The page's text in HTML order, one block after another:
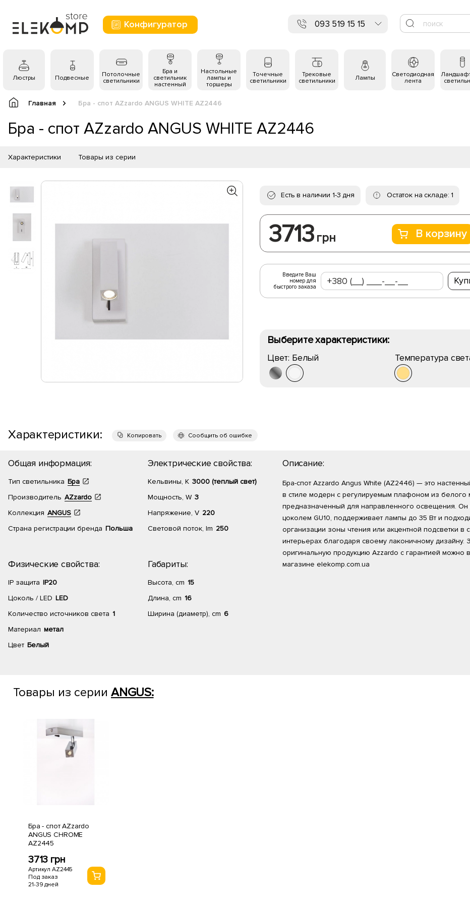
Конфигуратор 093 519 15 15
Люстры Подвесные
Потолочные
светильники
Бра и
светильник
настенный
Настольные
лампы и
торшеры
Точечные
светильники
Трековые
светильники
Лампы
Светодиодная
лента
Главная Бра - спот AZzardo ANGUS WHITE AZ2446
Бра - спот AZzardo ANGUS WHITE AZ2446
Характеристики Товары из серии
Есть в наличии 1-3 дня Остаток на складе: 1
3713 грн В корзину
Введите Ваш
номер для
быстрого заказа
Выберите характеристики:
Цвет: Белый Температура
Характеристики: Копировать Сообщить об ошибке
Общая информация:
Тип светильника Бра
Производитель AZzardo
Коллекция ANGUS
Страна регистрации бренда Польша
Физические свойства:
IP защита IP20
Цоколь / LED LED
Количество источников света 1
Материал метал
Цвет Белый
Электрические свойства:
Кельвины, К 3000 (теплый свет)
Мощность, W 3
Напряжение, V 220
Световой поток, lm 250
Габариты:
Высота, cm 15
Длина, cm 16
Ширина (диаметр), cm 6
Описание:
Бра-спот Azzardo Angus White (AZ2446) — это
в стиле модерн с регулируемым плафоном из белого
предназначенный для направленного освещения.
цоколем GU10, поддерживает лампы до 35 Вт и
организации зоны чтения или акцентной подсветки в
интерьерах благодаря своему лаконичному дизайну.
оригинальную продукцию Azzardo с гарантией можно
магазине elekomp.com.ua
Товары из серии ANGUS:
Бра - спот AZzardo
ANGUS CHROME
AZ2445
3713 грн
Артикул AZ2445
Под заказ
21-39 дней